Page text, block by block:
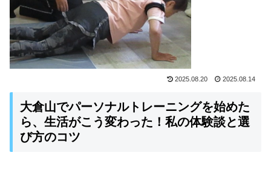
2025.08.20 2025.08.14
大倉山でパーソナルトレーニングを始めた
ら、生活がこう変わった！私の体験談と選
び方のコツ